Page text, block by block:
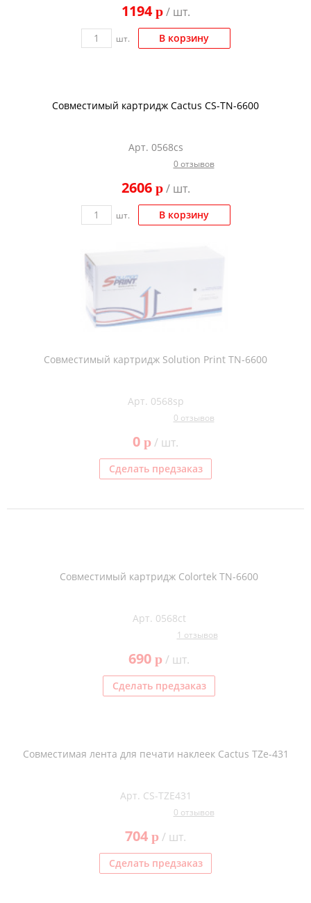
1194p/ шт.
шт. В корзину
Совместимый картридж Cactus CS-TN-6600
Арт. 0568cs
0 отзывов
2606 p/ шт.
шт. В корзину
Совместимый картридж Solution Print TN-6600
Арт. 0568sp
0 отзывов
0 p/ шт.
Сделать предзаказ
Совместимый картридж Colortek TN-6600
Арт. 0568ct
1 отзывов
690 p/ шт.
Сделать предзаказ
Совместимая лента для печати наклеек Cactus TZe-431
Арт. CS-TZE431
0 отзывов
704 p/ шт.
Сделать предзаказ